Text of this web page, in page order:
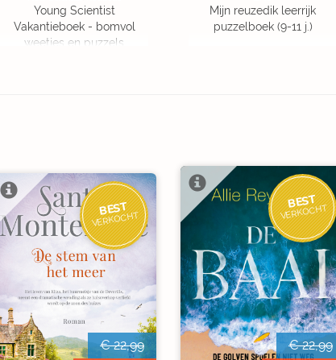
Young Scientist
Vakantieboek - bomvol
weetjes en puzzels
Mijn reuzedik leerrijk
puzzelboek (9-11 j.)
BEST
VERKOCHT
€ 22,99
BEST
VERKOCHT
€ 22,99